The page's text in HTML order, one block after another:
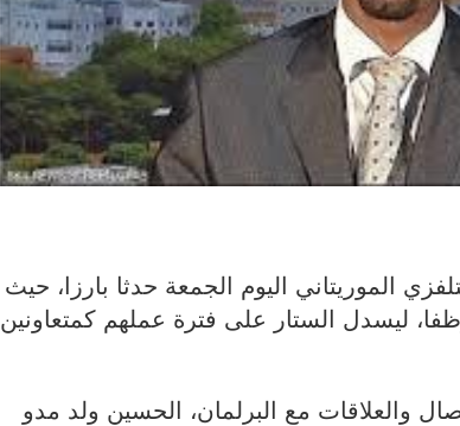
الموريتاني اليوم الجمعة حدثا بارزا، حيث
عقود ترسيم 1865 موظفا، ليسدل الستار على فترة عملهم كمتعاونين
والعلاقات مع البرلمان، الحسين ولد مدو